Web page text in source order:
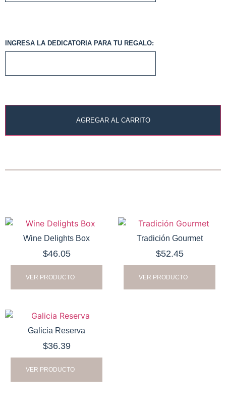
INGRESA LA DEDICATORIA PARA TU REGALO:
AGREGAR AL CARRITO
Wine Delights Box
$46.05
VER PRODUCTO
Tradición Gourmet
$52.45
VER PRODUCTO
Galicia Reserva
$36.39
VER PRODUCTO